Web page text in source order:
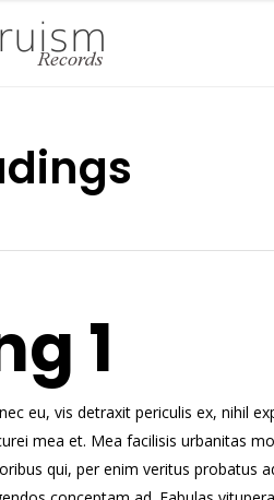
1
eu, vis detraxit periculis ex, nihil
mea et. Mea facilisis urbanitas
qui, per enim veritus probatus